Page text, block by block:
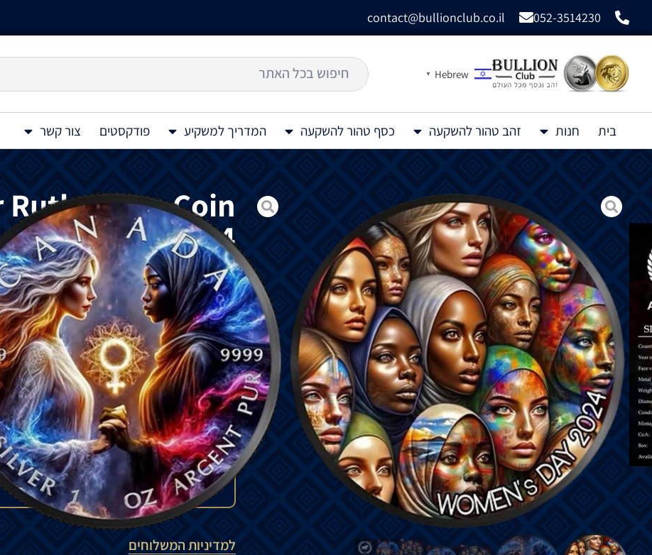
052-3514230
contact@bullionclub.co.il
Hebrew
▼
בית חנות זהב טהור להשקעה כסף טהור להשקעה המדריך למשקיע פודקסטים צור קשר
Ruthenium Coin
1 Oz 2024
מטבע כסף צבעוני קנדי בציפוי רותניום שחור Women's Day
מוקדשליום האישה.
מטבע כסף יום האישה
מייפל מקנדה, מצופה ברוטניום שחור
בהיסטוריה העכשווית, יום האישה, המייצג את
790
₪ להזמנה מיוחדת
המחיר עשוי להשתנות בהתאם לזמינות
יכול לנוע בין 15% ל-35%.
למדיניות המשלוחים